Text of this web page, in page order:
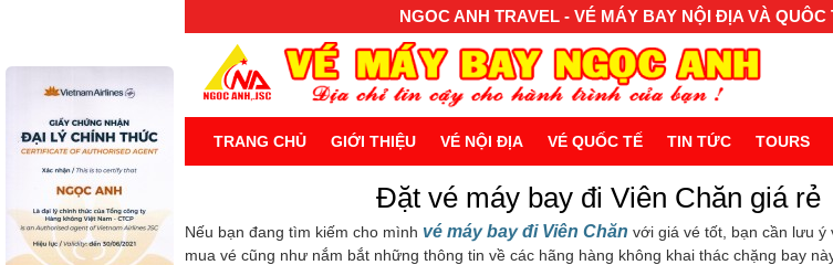
NGOC ANH TRAVEL - VÉ MÁY BAY NỘI ĐỊA VÀ
TRANG CHỦ GIỚI THIỆU VÉ NỘI ĐỊA VÉ QUỐC TẾ TIN TỨC TOURS
Đặt vé máy bay đi Viên Chăn giá rẻ
Nếu bạn đang tìm kiếm cho mình vé máy bay đi Viên Chăn với giá vé tốt, bạn cần lưu
mua vé cũng như nắm bắt những thông tin về các hãng hàng không khai thác chặng bay